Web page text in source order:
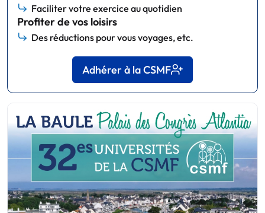
Faciliter votre exercice au quotidien
Profiter de vos loisirs
Des réductions pour vous voyages, etc.
Adhérer à la CSMF